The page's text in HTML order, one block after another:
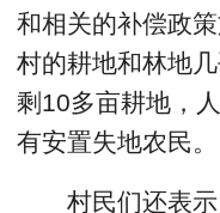
和相关的补偿政
村的耕地和林地
剩10多亩耕地，
有安置失地农民。
村民们还表